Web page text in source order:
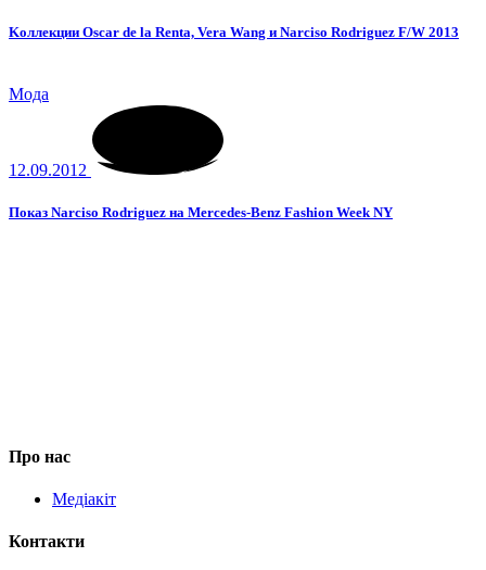
Kоллекции Oscar de la Renta, Vera Wang и Narciso Rodriguez F/W 2013
Мода
12.09.2012
Показ Narciso Rodriguez на Mercedes-Benz Fashion Week NY
Про нас
Медіакіт
Контакти